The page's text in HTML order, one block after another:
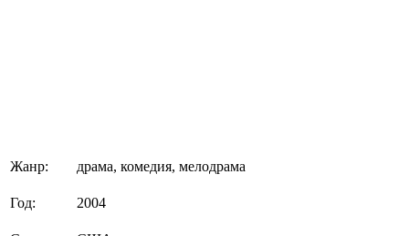
Жанр: драма, комедия, мелодрама
Год: 2004